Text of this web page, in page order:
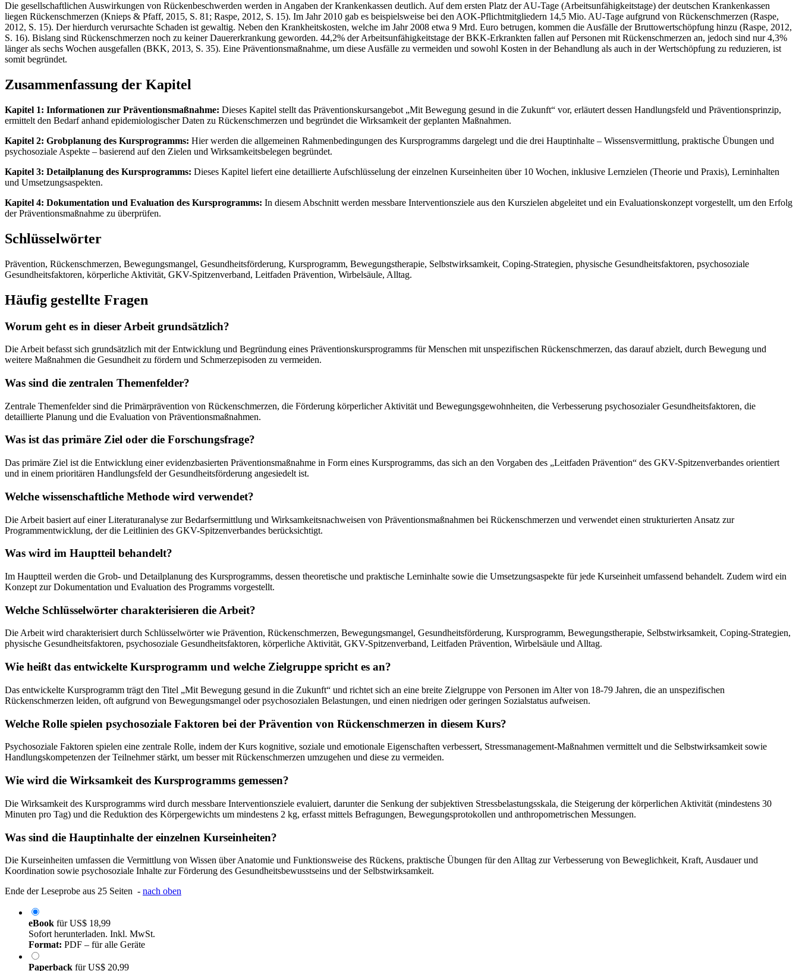
Die gesellschaftlichen Auswirkungen von Rückenbeschwerden werden in Angaben der Krankenkassen deutlich. Auf dem ersten Platz der AU-Tage (Arbeitsunfähigkeitstage) der deutschen Krankenkassen
liegen Rückenschmerzen (Knieps & Pfaff, 2015, S. 81; Raspe, 2012, S. 15). Im Jahr 2010 gab es beispielsweise bei den AOK-Pflichtmitgliedern 14,5 Mio. AU-Tage aufgrund von Rückenschmerzen (Raspe,
2012, S. 15). Der hierdurch verursachte Schaden ist gewaltig. Neben den Krankheitskosten, welche im Jahr 2008 etwa 9 Mrd. Euro betrugen, kommen die Ausfälle der Bruttowertschöpfung hinzu (Raspe, 2012,
S. 16). Bislang sind Rückenschmerzen noch zu keiner Dauererkrankung geworden. 44,2% der Arbeitsunfähigkeitstage der BKK-Erkrankten fallen auf Personen mit Rückenschmerzen an, jedoch sind nur 4,3%
länger als sechs Wochen ausgefallen (BKK, 2013, S. 35). Eine Präventionsmaßnahme, um diese Ausfälle zu vermeiden und sowohl Kosten in der Behandlung als auch in der Wertschöpfung zu reduzieren, ist
somit begründet.
Zusammenfassung der Kapitel
Kapitel 1: Informationen zur Präventionsmaßnahme: Dieses Kapitel stellt das Präventionskursangebot „Mit Bewegung gesund in die Zukunft“ vor, erläutert dessen Handlungsfeld und Präventionsprinzip,
ermittelt den Bedarf anhand epidemiologischer Daten zu Rückenschmerzen und begründet die Wirksamkeit der geplanten Maßnahmen.
Kapitel 2: Grobplanung des Kursprogramms: Hier werden die allgemeinen Rahmenbedingungen des Kursprogramms dargelegt und die drei Hauptinhalte – Wissensvermittlung, praktische Übungen und
psychosoziale Aspekte – basierend auf den Zielen und Wirksamkeitsbelegen begründet.
Kapitel 3: Detailplanung des Kursprogramms: Dieses Kapitel liefert eine detaillierte Aufschlüsselung der einzelnen Kurseinheiten über 10 Wochen, inklusive Lernzielen (Theorie und Praxis), Lerninhalten
und Umsetzungsaspekten.
Kapitel 4: Dokumentation und Evaluation des Kursprogramms: In diesem Abschnitt werden messbare Interventionsziele aus den Kurszielen abgeleitet und ein Evaluationskonzept vorgestellt, um den Erfolg
der Präventionsmaßnahme zu überprüfen.
Schlüsselwörter
Prävention, Rückenschmerzen, Bewegungsmangel, Gesundheitsförderung, Kursprogramm, Bewegungstherapie, Selbstwirksamkeit, Coping-Strategien, physische Gesundheitsfaktoren, psychosoziale
Gesundheitsfaktoren, körperliche Aktivität, GKV-Spitzenverband, Leitfaden Prävention, Wirbelsäule, Alltag.
Häufig gestellte Fragen
Worum geht es in dieser Arbeit grundsätzlich?
Die Arbeit befasst sich grundsätzlich mit der Entwicklung und Begründung eines Präventionskursprogramms für Menschen mit unspezifischen Rückenschmerzen, das darauf abzielt, durch Bewegung und
weitere Maßnahmen die Gesundheit zu fördern und Schmerzepisoden zu vermeiden.
Was sind die zentralen Themenfelder?
Zentrale Themenfelder sind die Primärprävention von Rückenschmerzen, die Förderung körperlicher Aktivität und Bewegungsgewohnheiten, die Verbesserung psychosozialer Gesundheitsfaktoren, die
detaillierte Planung und die Evaluation von Präventionsmaßnahmen.
Was ist das primäre Ziel oder die Forschungsfrage?
Das primäre Ziel ist die Entwicklung einer evidenzbasierten Präventionsmaßnahme in Form eines Kursprogramms, das sich an den Vorgaben des „Leitfaden Prävention“ des GKV-Spitzenverbandes orientiert
und in einem prioritären Handlungsfeld der Gesundheitsförderung angesiedelt ist.
Welche wissenschaftliche Methode wird verwendet?
Die Arbeit basiert auf einer Literaturanalyse zur Bedarfsermittlung und Wirksamkeitsnachweisen von Präventionsmaßnahmen bei Rückenschmerzen und verwendet einen strukturierten Ansatz zur
Programmentwicklung, der die Leitlinien des GKV-Spitzenverbandes berücksichtigt.
Was wird im Hauptteil behandelt?
Im Hauptteil werden die Grob- und Detailplanung des Kursprogramms, dessen theoretische und praktische Lerninhalte sowie die Umsetzungsaspekte für jede Kurseinheit umfassend behandelt. Zudem wird ein
Konzept zur Dokumentation und Evaluation des Programms vorgestellt.
Welche Schlüsselwörter charakterisieren die Arbeit?
Die Arbeit wird charakterisiert durch Schlüsselwörter wie Prävention, Rückenschmerzen, Bewegungsmangel, Gesundheitsförderung, Kursprogramm, Bewegungstherapie, Selbstwirksamkeit, Coping-Strategien,
physische Gesundheitsfaktoren, psychosoziale Gesundheitsfaktoren, körperliche Aktivität, GKV-Spitzenverband, Leitfaden Prävention, Wirbelsäule und Alltag.
Wie heißt das entwickelte Kursprogramm und welche Zielgruppe spricht es an?
Das entwickelte Kursprogramm trägt den Titel „Mit Bewegung gesund in die Zukunft“ und richtet sich an eine breite Zielgruppe von Personen im Alter von 18-79 Jahren, die an unspezifischen
Rückenschmerzen leiden, oft aufgrund von Bewegungsmangel oder psychosozialen Belastungen, und einen niedrigen oder geringen Sozialstatus aufweisen.
Welche Rolle spielen psychosoziale Faktoren bei der Prävention von Rückenschmerzen in diesem Kurs?
Psychosoziale Faktoren spielen eine zentrale Rolle, indem der Kurs kognitive, soziale und emotionale Eigenschaften verbessert, Stressmanagement-Maßnahmen vermittelt und die Selbstwirksamkeit sowie
Handlungskompetenzen der Teilnehmer stärkt, um besser mit Rückenschmerzen umzugehen und diese zu vermeiden.
Wie wird die Wirksamkeit des Kursprogramms gemessen?
Die Wirksamkeit des Kursprogramms wird durch messbare Interventionsziele evaluiert, darunter die Senkung der subjektiven Stressbelastungsskala, die Steigerung der körperlichen Aktivität (mindestens 30
Minuten pro Tag) und die Reduktion des Körpergewichts um mindestens 2 kg, erfasst mittels Befragungen, Bewegungsprotokollen und anthropometrischen Messungen.
Was sind die Hauptinhalte der einzelnen Kurseinheiten?
Die Kurseinheiten umfassen die Vermittlung von Wissen über Anatomie und Funktionsweise des Rückens, praktische Übungen für den Alltag zur Verbesserung von Beweglichkeit, Kraft, Ausdauer und
Koordination sowie psychosoziale Inhalte zur Förderung des Gesundheitsbewusstseins und der Selbstwirksamkeit.
Ende der Leseprobe aus 25 Seiten - nach oben
eBook fürUS$ 18,99
Sofort herunterladen. Inkl. MwSt.
Format: PDF – für alle Geräte
Paperback fürUS$ 20,99